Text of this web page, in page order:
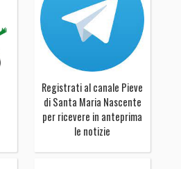
Registrati al canale Pieve
di Santa Maria Nascente
per ricevere in anteprima
le notizie